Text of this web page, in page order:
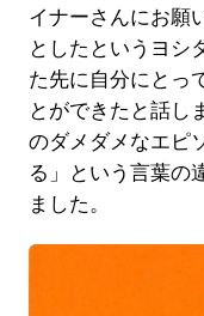
イナーさんにお願
としたというヨシ
た先に自分にとっ
とができたと話し
のダメダメなエピ
る」という言葉の
ました。